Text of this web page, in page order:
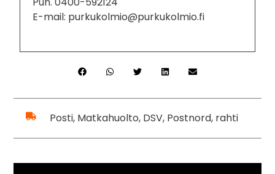
E-mail: purkukolmio@purkukolmio.fi
Posti, Matkahuolto, DSV, Postnord, rahti